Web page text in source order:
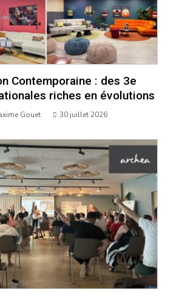
Contemporaine : des 3e
riches en évolutions
Gouet 30 juillet 2026